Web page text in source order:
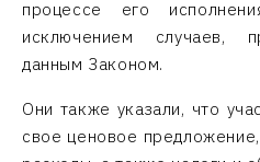
процессе его
исключением случаев,
данным Законом.
Они также указали, что
свое ценовое